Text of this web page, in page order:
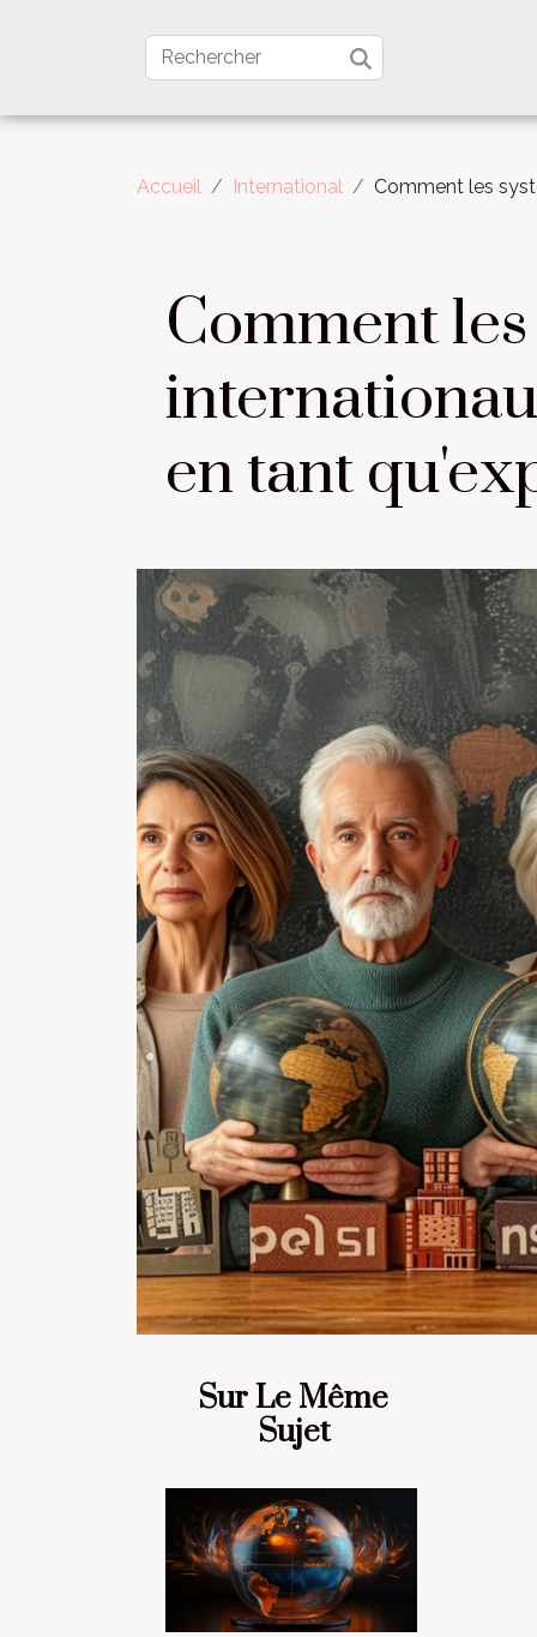
Accueil International Comment les
Comment
en tant
Sur Le Même
Sujet